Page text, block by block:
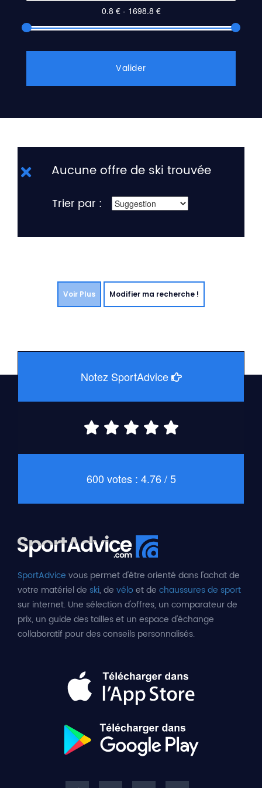
Valider
Aucune offre de ski trouvée
Trier par :
Voir Plus Modifier ma recherche !
Notez SportAdvice
600 votes : 4.76 / 5
SportAdvice vous permet d'être orienté dans l'achat de
votre matériel de ski, de véloet de chaussures de sport
sur internet. Une sélection d'offres, un comparateur de
prix, un guide des tailles et un espace d'échange
collaboratif pour des conseils personnalisés.